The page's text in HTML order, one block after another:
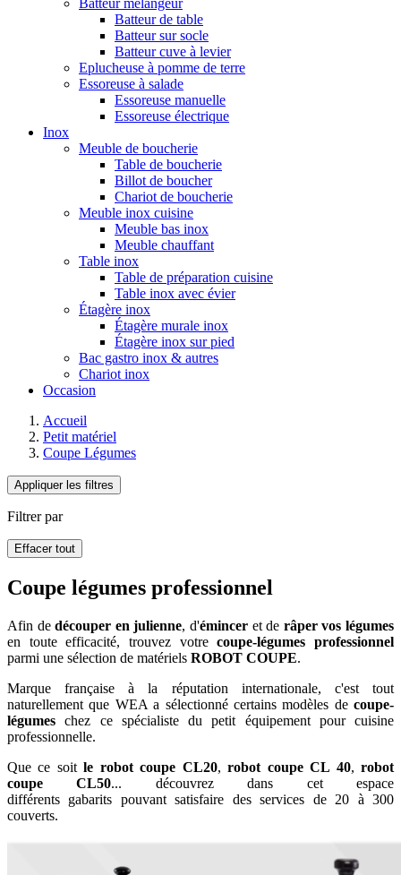
Batteur mélangeur
Batteur de table
Batteur sur socle
Batteur cuve à levier
Eplucheuse à pomme de terre
Essoreuse à salade
Essoreuse manuelle
Essoreuse électrique
Inox
Meuble de boucherie
Table de boucherie
Billot de boucher
Chariot de boucherie
Meuble inox cuisine
Meuble bas inox
Meuble chauffant
Table inox
Table de préparation cuisine
Table inox avec évier
Étagère inox
Étagère murale inox
Étagère inox sur pied
Bac gastro inox & autres
Chariot inox
Occasion
Accueil
Petit matériel
Coupe Légumes
Appliquer les filtres
Filtrer par
Effacer tout
Coupe légumes professionnel
Afin dedécouper en julienne, d'émincer et de râper vos légumes
en toute efficacité, trouvez votrecoupe-légumes professionnel
parmi une sélection de matériels ROBOT COUPE.
Marque française à la réputation internationale, c'est tout
naturellement que WEA a sélectionné certains modèles de coupe-
légumes chez ce spécialiste du petit équipement pour cuisine
professionnelle.
Que ce soitle robot coupe CL20,robot coupe CL 40,robot
coupe CL50... découvrez dans cet espace
différents gabarits pouvant satisfaire des services de 20 à 300
couverts.